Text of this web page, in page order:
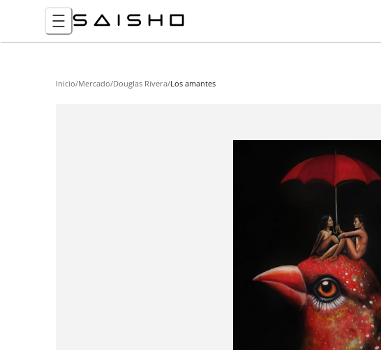
Inicio/Mercado/Douglas Rivera/Los amantes